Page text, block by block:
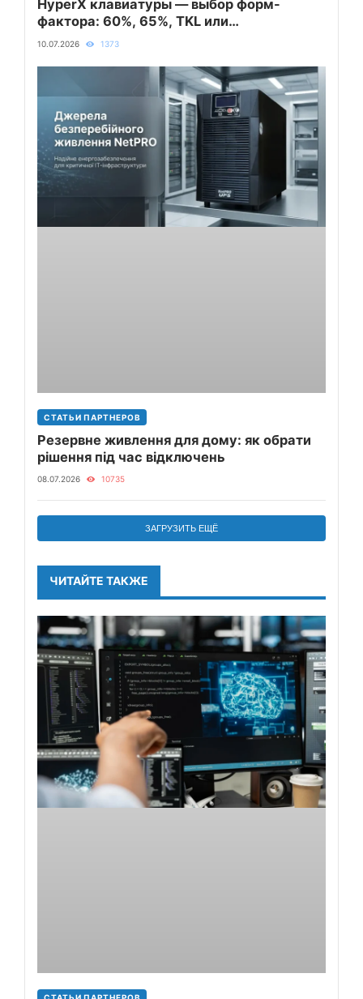
HyperX клавиатуры — выбор форм-
фактора: 60%, 65%, TKL или
полноразмерная
10.07.2026 1373
СТАТЬИ ПАРТНЕРОВ
Резервне живлення для дому: як обрати
рішення під час відключень
08.07.2026 10735
ЗАГРУЗИТЬ ЕЩЁ
ЧИТАЙТЕ ТАКЖЕ